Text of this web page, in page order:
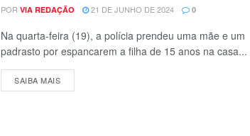
POR VIA REDAÇÃO 21 DE JUNHO DE 2024 0
Na quarta-feira (19), a polícia prendeu uma mãe e um
padrasto por espancarem a filha de 15 anos na casa...
SAIBA MAIS